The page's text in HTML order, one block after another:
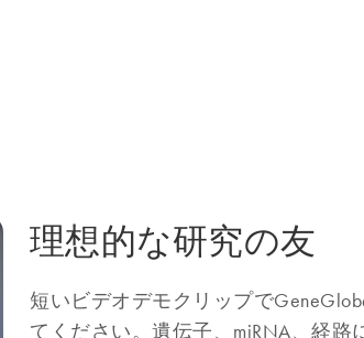
理想的な研究の友
短いビデオデモクリップで
てください。遺伝子、miRNA、経